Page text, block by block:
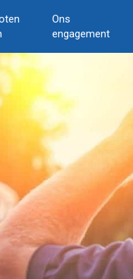
Ons
engagement